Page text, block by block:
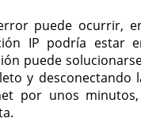
puede ocurrir,
IP podría estar
puede
y
por unos